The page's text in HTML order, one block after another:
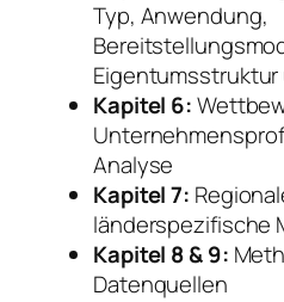
Typ, Anwendung,
Eigentumsstruktur
Kapitel 6:
Analyse
Kapitel 7:
länderspezifische
Kapitel 8 & 9:
Datenquellen